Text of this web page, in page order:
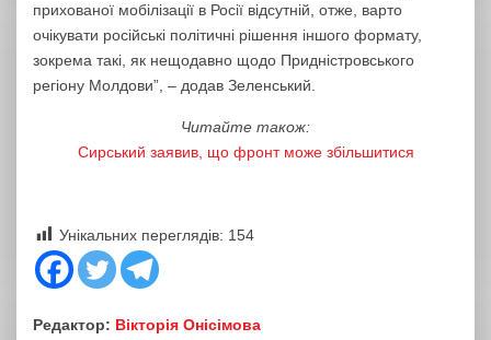
прихованої мобілізації в Росії відсутній, отже, варто
очікувати російські політичні рішення іншого формату,
зокрема такі, як нещодавно щодо Придністровського
регіону Молдови”, – додав Зеленський.
Читайте також:
Сирський заявив, що фронт може збільшитися
Унікальних переглядів: 154
Редактор: Вікторія Онісімова